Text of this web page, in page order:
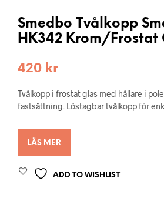
Smedbo Tvålkopp
HK342 Krom/Frostat
420 kr
Tvålkopp i frostat glas med hållare i
fastsättning. Löstagbar tvålkopp för
LÄS MER
ADD TO WISHLIST